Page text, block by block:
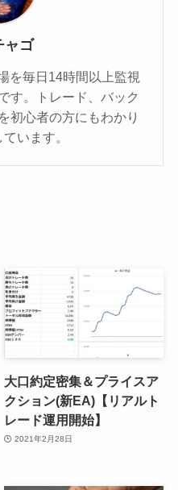
ャゴ
を毎日14時間以上監視
す。トレード、バック
初心者の方にもわかり
います。
大口約定密集＆プライスア
クション(新EA)【リアルト
レード運用開始】
2021年2月28日